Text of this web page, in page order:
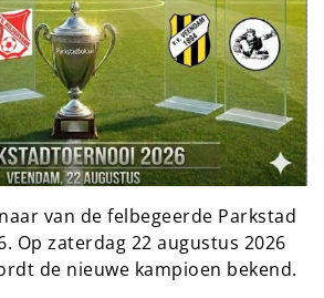
van de felbegeerde Parkstad
Op zaterdag 22 augustus 2026
de nieuwe kampioen bekend.